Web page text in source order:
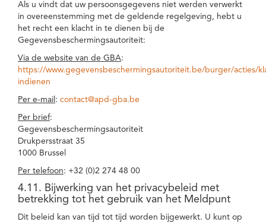
Als u vindt dat uw persoonsgegevens niet werden verwerkt
in overeenstemming met de geldende regelgeving, hebt u
het recht een klacht in te dienen bij de
Gegevensbeschermingsautoriteit:
Via de website van de GBA:
https://www.gegevensbeschermingsautoriteit.be/burger/acties/
indienen
Per e-mail : contact@apd-gba.be
Per brief:
Gegevensbeschermingsautoriteit
Drukpersstraat 35
1000 Brussel
Per telefoon: +32 (0)2 274 48 00
4.11. Bijwerking van het privacybeleid met
betrekking tot het gebruik van het Meldpunt
Dit beleid kan van tijd tot tijd worden bijgewerkt. U kunt op